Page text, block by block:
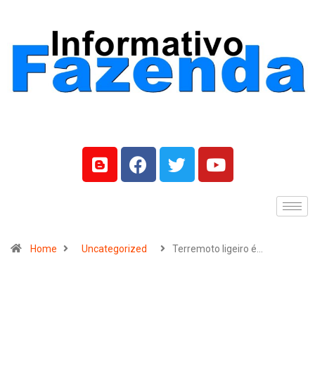
Home Uncategorized Terremoto ligeiro é…